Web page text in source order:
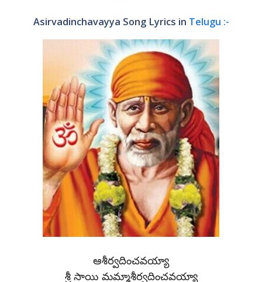
Asirvadinchavayya Song Lyrics in Telugu :-
ఆశీర్వదించవయ్యా
శ్రీ సాయి మమ్మాశీర్వదించవయ్యా